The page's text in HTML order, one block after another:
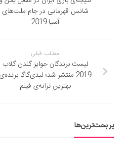
شانس قهرمانی در جام ملت‌های
آسیا 2019
مطلب قبلی
لیست برندگان جوایز گلدن گلاب
2019 منتشر شد؛ لیدی‌گاگا برنده‌ی
بهترین ترانه‌ی فیلم
پر بحث‌ترین‌ها